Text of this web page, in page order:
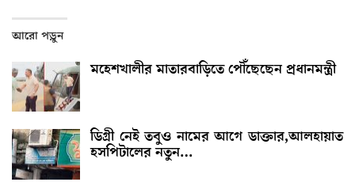
আরো পড়ুন
মহেশখালীর মাতারবাড়িতে পৌঁছেছেন প্রধানমন্ত্রী
ডিগ্রী নেই তবুও নামের আগে ডাক্তার,আলহায়াত
হসপিটালের নতুন…